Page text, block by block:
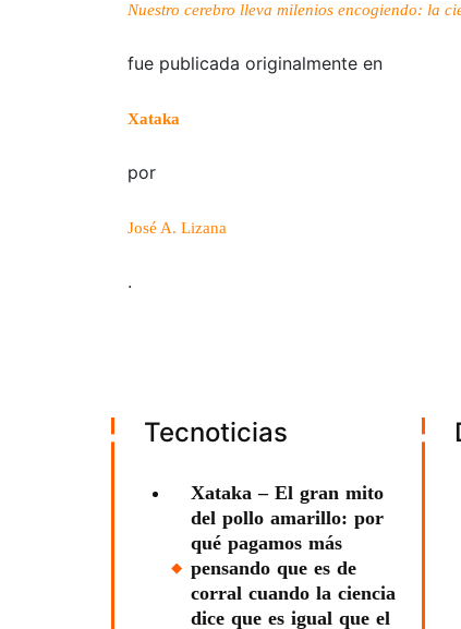
Nuestro cerebro lleva milenios encogiendo: la
fue publicada originalmente en
Xataka
por
José A. Lizana
.
Tecnoticias
Xataka – El gran mito
del pollo amarillo: por
qué pagamos más
pensando que es de
corral cuando la ciencia
dice que es igual que el